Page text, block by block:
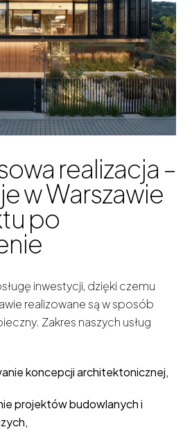
realizacja –
w Warszawie
po
inwestycji, dzięki czemu
realizowane są w sposób
Zakres naszych usług
koncepcji architektonicznej,
projektów budowlanych i